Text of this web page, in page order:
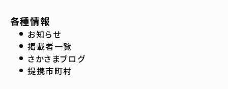
各種情報
お知らせ
掲載者一覧
さかさまブログ
提携市町村